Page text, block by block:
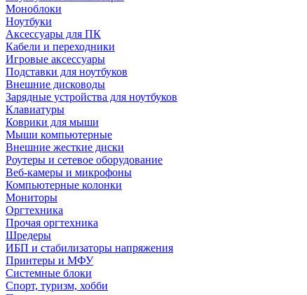
Моноблоки
Ноутбуки
Аксессуары для ПК
Кабели и переходники
Игровые аксессуары
Подставки для ноутбуков
Внешние дисководы
Зарядные устройства для ноутбуков
Клавиатуры
Коврики для мыши
Мыши компьютерные
Внешние жесткие диски
Роутеры и сетевое оборудование
Веб-камеры и микрофоны
Компьютерные колонки
Мониторы
Оргтехника
Прочая оргтехника
Шредеры
ИБП и стабилизаторы напряжения
Принтеры и МФУ
Системные блоки
Спорт, туризм, хобби